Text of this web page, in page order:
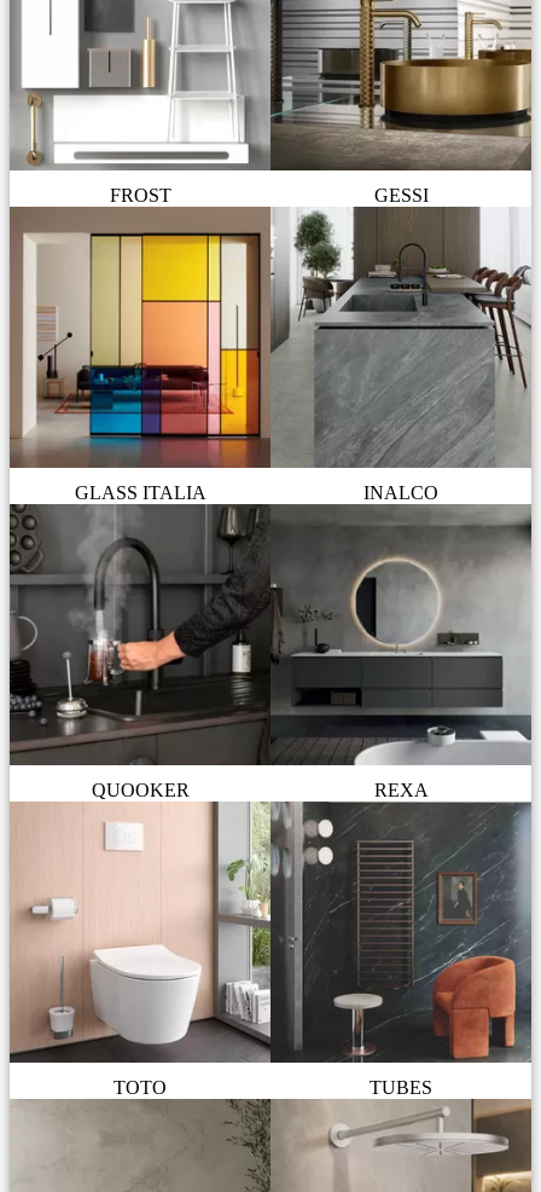
FROST GESSI
GLASS ITALIA INALCO
QUOOKER REXA
TOTO TUBES